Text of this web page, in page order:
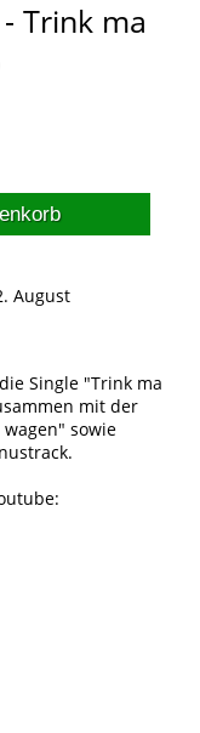
Trink ma
August
Single "Trink ma
mit der
sowie